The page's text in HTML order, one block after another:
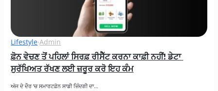
Lifestyle·Admin
ਫ਼ੋਨ ਵੇਚਣ ਤੋਂ ਪਹਿਲਾਂ ਸਿਰਫ਼ ਰੀਸੈੱਟ ਕਰਨਾ ਕਾਫ਼ੀ ਨਹੀਂ! ਡੇਟਾ
ਸੁਰੱਖਿਅਤ ਰੱਖਣ ਲਈ ਜ਼ਰੂਰ ਕਰੋ ਇਹ ਕੰਮ
ਅੱਜ ਦੇ ਦੌਰ ‘ਚ ਸਮਾਰਟਫ਼ੋਨ ਸਾਡੀ ਜ਼ਿੰਦਗੀ ਦਾ…